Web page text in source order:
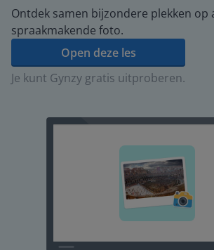
Ontdek samen bijzondere plekken op
spraakmakende foto.
Open deze les
Je kunt Gynzy gratis uitproberen.